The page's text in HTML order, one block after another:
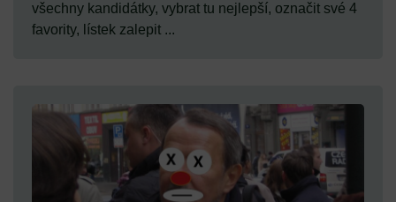
všechny kandidátky, vybrat tu nejlepší, označit své 4
favority, lístek zalepit ...